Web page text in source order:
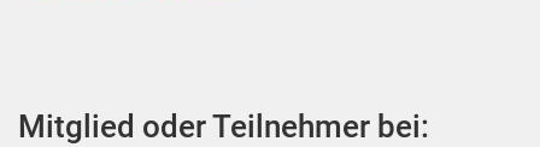
Mitglied oder Teilnehmer bei: